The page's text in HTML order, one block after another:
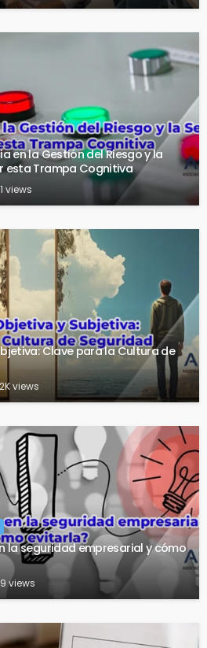
en la Gestión del Riesgo y la
esta Trampa Cognitiva
views
Clave para la Cultura de
views
la seguridad empresarial y cómo
views